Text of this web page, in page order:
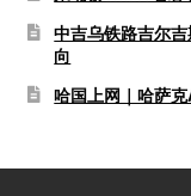
中吉乌铁路吉尔
向
哈国上网｜哈萨